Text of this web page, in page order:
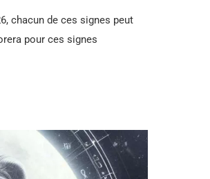
chacun de ces signes peut
pour ces signes